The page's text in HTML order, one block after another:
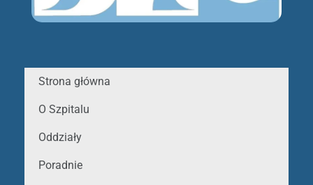
Strona główna
O Szpitalu
Oddziały
Poradnie